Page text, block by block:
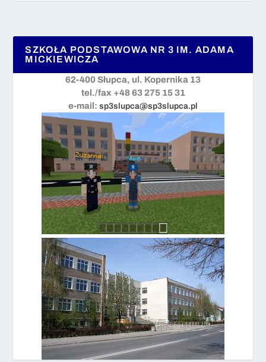
SZKOŁA PODSTAWOWA NR 3 IM. ADAMA
MICKIEWICZA
62-400 Słupca, ul. Kopernika 13
tel./fax +48 63 275 15 31
e-mail: sp3slupca@sp3slupca.pl